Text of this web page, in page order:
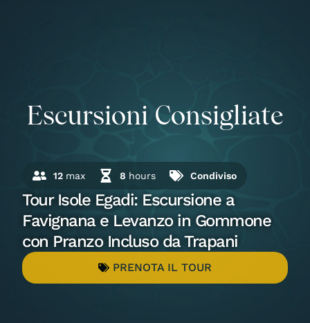
Escursioni Consigliate
12 max 8 hours Condiviso
Tour Isole Egadi: Escursione a
Favignana e Levanzo in Gommone
con Pranzo Incluso da Trapani
PRENOTA IL TOUR